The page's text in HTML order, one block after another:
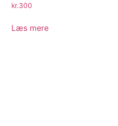
kr.300
Læs mere